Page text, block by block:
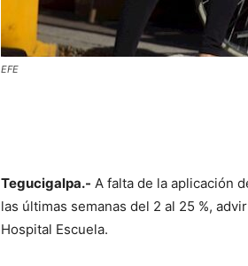
EFE
Tegucigalpa.- A falta de la aplicación
las últimas semanas del 2 al 25 %,
Hospital Escuela.